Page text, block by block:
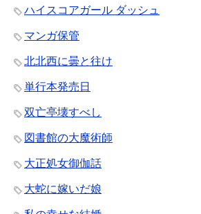
ハイスコアガール ダッシュ
マンガ保管
北北西に曇と往け
単行本発売日
双亡亭壊すべし
図書館の大魔術師
大正処女御伽話
大蛇に嫁いだ娘